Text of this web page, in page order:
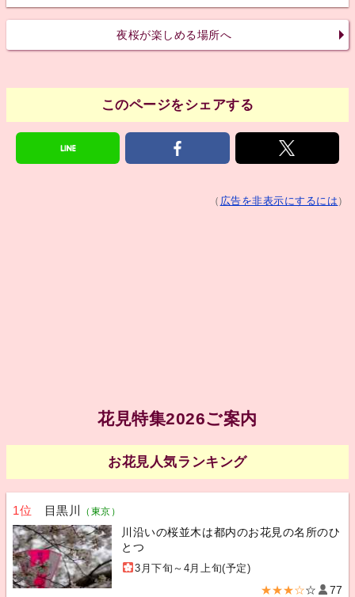
夜桜が楽しめる場所へ
このページをシェアする
（ 広告を非表示にするには ）
花見特集2026ご案内
お花見人気ランキング
1位 目黒川 （東京）
川沿いの桜並木は都内のお花見の名所のひ
とつ
3月下旬～4月上旬(予定)
★★★☆☆ 77